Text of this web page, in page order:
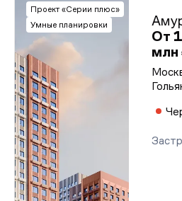
Проект «Серии плюс»
Умные планировки
От
млн